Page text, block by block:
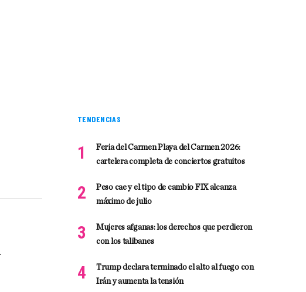
TENDENCIAS
Feria del Carmen Playa del Carmen 2026:
cartelera completa de conciertos gratuitos
Peso cae y el tipo de cambio FIX alcanza
máximo de julio
Mujeres afganas: los derechos que perdieron
con los talibanes
Trump declara terminado el alto al fuego con
Irán y aumenta la tensión